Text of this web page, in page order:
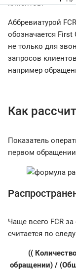
клиентов.
Аббревиатурой
обозначается
не только для
запросов
например
Как
Показатель
первом
Чаще всего FCR
считается по
((
обращении) /